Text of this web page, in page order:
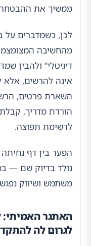
ממשיך את ההבטחה
לכן, כשמדברים על
מהחשיבה
דיגיטלי” ולהבין
אינה להרשים, אלא
השארת פרטים,
הורדת מדריך,
לרשימת תפוצה.
הפער בין דף
נולד בדיוק שם —
משתמש ושיווק
האתגר האמיתי:
לגרום לה